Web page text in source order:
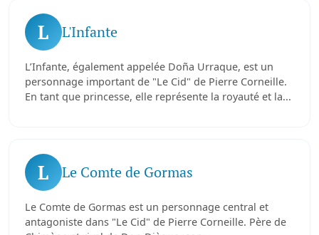
L L'Infante
L’Infante, également appelée Doña Urraque, est un
personnage important de "Le Cid" de Pierre Corneille.
En tant que princesse, elle représente la royauté et la...
L Le Comte de Gormas
Le Comte de Gormas est un personnage central et
antagoniste dans "Le Cid" de Pierre Corneille. Père de